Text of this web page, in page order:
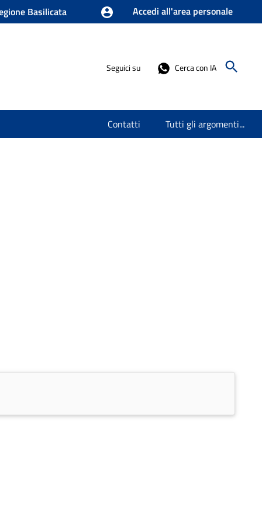
Basilicata Accedi all'area personale
Seguici su Cerca con IA
Contatti Tutti gli argomenti...